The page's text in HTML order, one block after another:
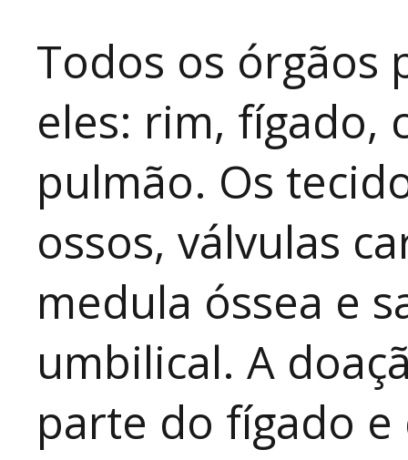
Todos os órgãos
eles: rim, fígado,
pulmão. Os
ossos, válvulas
medula óssea e
umbilical. A
parte do fígado